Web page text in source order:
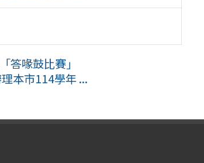
答喙鼓比賽」
本市114學年 ...